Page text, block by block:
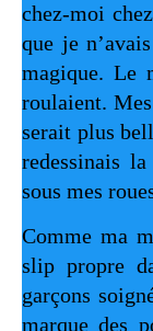
chez-moi
que je
magique. Le
roulaient.
serait plus
redessinais
sous mes
Comme ma
slip propre
garçons
marque des